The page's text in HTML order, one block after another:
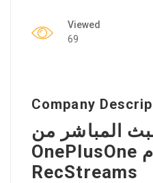
Viewed
69
Company
المباشر من
OnePlusOne باستخدام
RecStreams